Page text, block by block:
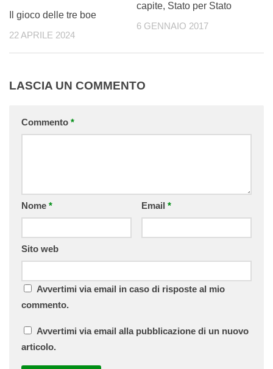
Il gioco delle tre boe
22 APRILE 2024
capite, Stato per Stato
6 GENNAIO 2017
LASCIA UN COMMENTO
Commento *
Nome * Email *
Sito web
Avvertimi via email in caso di risposte al mio
commento.
Avvertimi via email alla pubblicazione di un nuovo
articolo.